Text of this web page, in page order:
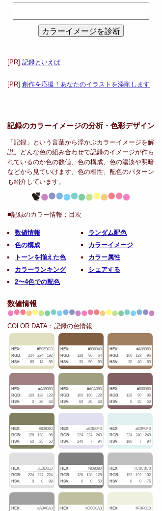
[PR] 記録といえば
[PR] 創作を応援！あなたのイラストを添削します
記録のカラーイメージの分析・ 色彩デザイン
「記録」という言葉から浮かぶカラーイメージを解
説。どんな色の組み合わせで記録のイメージが作ら
れているのか色の数値、色の構成、色の濃淡や明暗
などから見ていけます。色の相性、配色のパターン
も紹介しています。
■記録のカラー情報： 目次
数値情報
色の構成
トーンを揃えた色
カラーランキング
2〜4色での配色
ランダム配色
カラーイメージ
カラー属性
シェアする
数値情報
COLOR DATA：記録の色情報
HEX:
#E0E0C0
RGB:
224 224
192
HSV:
60 14 88
HEX:
#806040
RGB:
128 96
64
HSV:
30 50 50
HEX:
#A08060
RGB:
160 128
96
HSV:
30 40 63
HEX:
#A08080
RGB:
160 128
128
HSV:
0 20 63
HEX:
#A0A080
RGB:
160 160
128
HSV:
60 20 63
HEX:
#806060
RGB:
128 96
96
HSV:
0 25 50
HEX:
#808060
RGB:
128 128
96
HSV:
60 25 50
HEX:
#E0E0F0
RGB:
224 224
240
HSV:
240 7 94
HEX:
#E0F0F0
RGB:
224 240
240
HSV:
180 7 94
HEX:
#E0E0E0
RGB:
224 224
224
HSV:
0 0 88
HEX:
#808080
RGB:
128 128
128
HSV:
0 0 50
HEX:
#C0C0C0
RGB:
192 192
192
HSV:
0 0 75
HEX: #A0A0A0 HEX: #C0C0A0 HEX: #F0F0E0